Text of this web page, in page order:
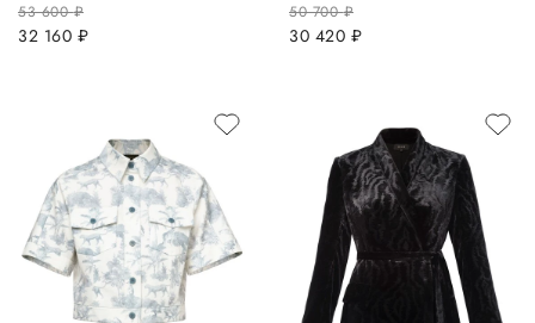
53 600руб.
32 160 руб.
50 700руб.
30 420 руб.